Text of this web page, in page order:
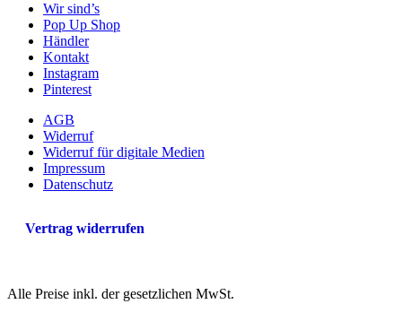
Wir sind’s
Pop Up Shop
Händler
Kontakt
Instagram
Pinterest
AGB
Widerruf
Widerruf für digitale Medien
Impressum
Datenschutz
Vertrag widerrufen
Alle Preise inkl. der gesetzlichen MwSt.